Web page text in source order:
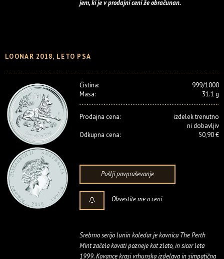
jem, ki je v prodajni ceni že obračunan.
LOONAR 2018, LETO PSA
Čistina:
999/1000
Masa:
31.1 g
Prodajna cena:
izdelek trenutno
ni dobavljiv
Odkupna cena:
50,90 €
Pošlji povpraševanje
Obvestite me o ceni
Srebrno serijo lunin koledar je kovnica The Perth
Mint začela kovati pozneje kot zlato, in sicer leta
1999. Kovance krasi vrhunska izdelava in simpatična